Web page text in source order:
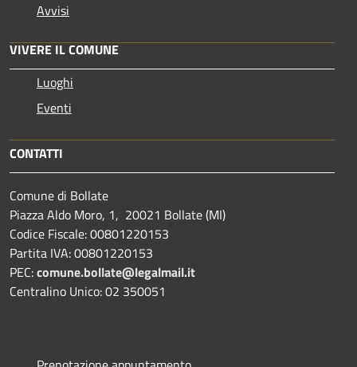
Avvisi
VIVERE IL COMUNE
Luoghi
Eventi
CONTATTI
Comune di Bollate
Piazza Aldo Moro, 1, 20021 Bollate (MI)
Codice Fiscale: 00801220153
Partita IVA: 00801220153
PEC:comune.bollate@legalmail.it
Centralino Unico: 02 350051